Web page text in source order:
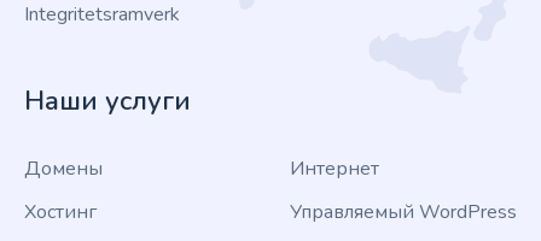
Integritetsramverk
Наши услуги
Домены
Хостинг
Интернет
Управляемый WordPress